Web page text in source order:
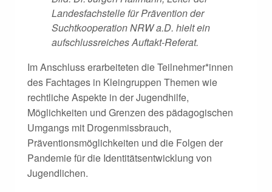
Landesfachstelle für Prävention der
Suchtkooperation NRW a.D. hielt ein
aufschlussreiches Auftakt-Referat.
Im Anschluss erarbeiteten die Teilnehmer*innen
des Fachtages in Kleingruppen Themen wie
rechtliche Aspekte in der Jugendhilfe,
Möglichkeiten und Grenzen des pädagogischen
Umgangs mit Drogenmissbrauch,
Präventionsmöglichkeiten und die Folgen der
Pandemie für die Identitätsentwicklung von
Jugendlichen.